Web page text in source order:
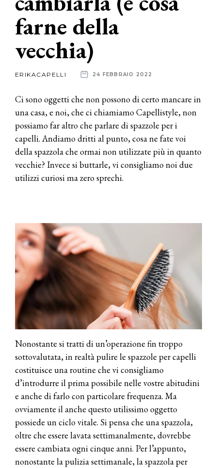
News
aziende
farne della
vecchia)
ERIKACAPELLI 24 FEBBRAIO 2022
Ci sono oggetti che non possono di certo mancare in
una casa, e noi, che ci chiamiamo Capellistyle, non
possiamo far altro che parlare di spazzole per i
capelli. Andiamo dritti al punto, cosa ne fate voi
della spazzola che ormai non utilizzate più in quanto
vecchie? Invece si buttarle, vi consigliamo noi due
utilizzi curiosi ma zero sprechi.
Nonostante si tratti di un’operazione fin troppo
sottovalutata, in realtà pulire le spazzole per capelli
costituisce una routine che vi consigliamo
d’introdurre il prima possibile nelle vostre abitudini
e anche di farlo con particolare frequenza. Ma
ovviamente il anche questo utilissimo oggetto
possiede un ciclo vitale. Si pensa che una spazzola,
oltre che essere lavata settimanalmente, dovrebbe
essere cambiata ogni cinque anni. Per l’appunto,
nonostante la pulizia settimanale, la spazzola per